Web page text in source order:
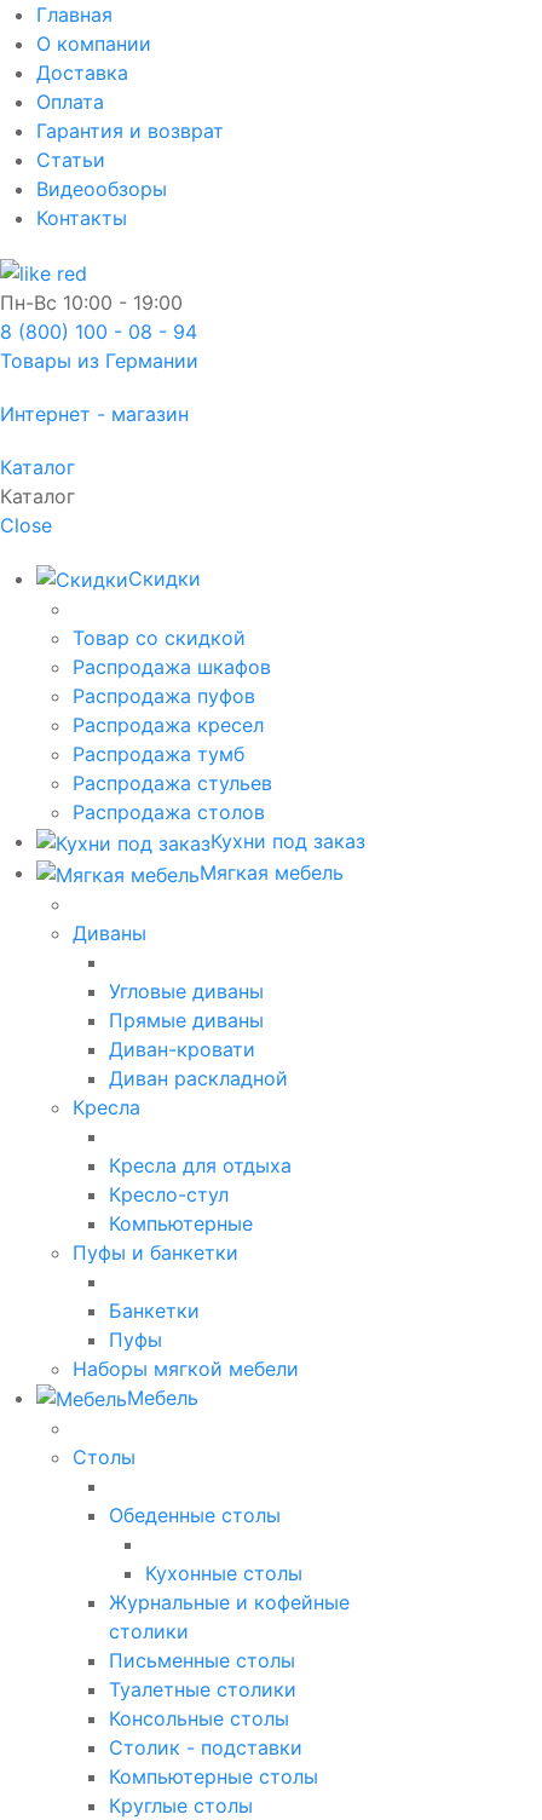
Главная
О компании
Доставка
Оплата
Гарантия и возврат
Статьи
Видеообзоры
Контакты
Пн-Вс 10:00 - 19:00
8 (800) 100 - 08 - 94
Товары из Германии
Интернет - магазин
Каталог
Каталог
Close
Скидки
Товар со скидкой
Распродажа шкафов
Распродажа пуфов
Распродажа кресел
Распродажа тумб
Распродажа стульев
Распродажа столов
Кухни под заказ
Мягкая мебель
Диваны
Угловые диваны
Прямые диваны
Диван-кровати
Диван раскладной
Кресла
Кресла для отдыха
Кресло-стул
Компьютерные
Пуфы и банкетки
Банкетки
Пуфы
Наборы мягкой мебели
Мебель
Столы
Обеденные столы
Кухонные столы
Журнальные и кофейные
столики
Письменные столы
Туалетные столики
Консольные столы
Столик - подставки
Компьютерные столы
Круглые столы